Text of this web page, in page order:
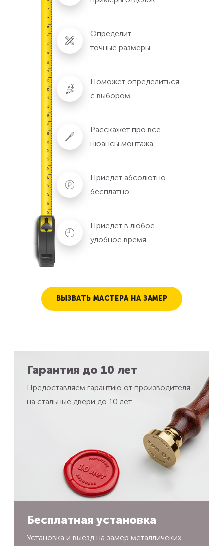
Определит
точные размеры
Поможет определиться
с выбором
Расскажет про все
нюансы монтажа
Приедет абсолютно
бесплатно
Приедет в любое
удобное время
ВЫЗВАТЬ МАСТЕРА НА ЗАМЕР
Гарантия до 10 лет
Предоставляем гарантию от производителя
на стальные двери до 10 лет
Бесплатная установка
Установка и выезд на замер металличеких